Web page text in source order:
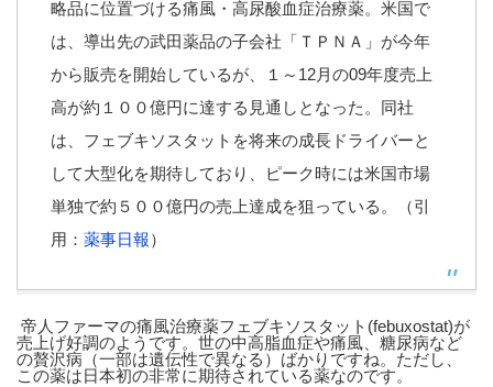
略品に位置づける痛風・高尿酸血症治療薬。米国で
は、導出先の武田薬品の子会社「ＴＰＮＡ」が今年
から販売を開始しているが、１～12月の09年度売上
高が約１００億円に達する見通しとなった。同社
は、フェブキソスタットを将来の成長ドライバーと
して大型化を期待しており、ピーク時には米国市場
単独で約５００億円の売上達成を狙っている。（引
用： 薬事日報）
帝人ファーマの痛風治療薬フェブキソスタット(febuxostat)が
売上げ好調のようです。世の中高脂血症や痛風、糖尿病など
の贅沢病（一部は遺伝性で異なる）ばかりですね。ただし、
この薬は日本初の非常に期待されている薬なのです。